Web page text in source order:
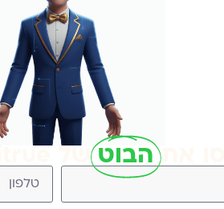
נסו את הבוט של Vitrue ב - LIVE